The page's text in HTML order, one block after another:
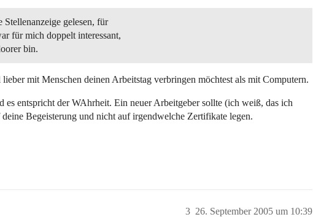
Stellenanzeige gelesen, für
für mich doppelt interessant,
bin.
mit Menschen deinen Arbeitstag verbringen möchtest als mit Computern.
es entspricht der WAhrheit. Ein neuer Arbeitgeber sollte (ich weiß, das ich
Begeisterung und nicht auf irgendwelche Zertifikate legen.
26. September 2005 um 10:39
3